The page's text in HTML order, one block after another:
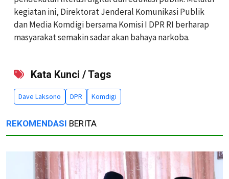
kegiatan ini, Direktorat Jenderal Komunikasi Publik
dan Media Komdigi bersama Komisi I DPR RI berharap
masyarakat semakin sadar akan bahaya narkoba.
Kata Kunci / Tags
Dave Laksono DPR Komdigi
REKOMENDASI BERITA